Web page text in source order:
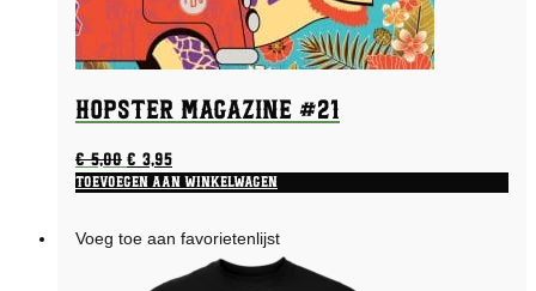
Hopster Magazine #21
€5,00 Oorspronkelijke
prijs
€ 5,00.
€3,95Huidige
prijs
€ 3,95.
Toevoegen aan winkelwagen
Voeg toe aan favorietenlijst